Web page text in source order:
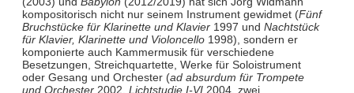
kompositorisch nicht nur seinem Instrument gewidmet (Fünf
Bruchstücke für Klarinette und Klavier1997 und Nachtstück
für Klavier, Klarinette und Violoncello1998), sondern er
komponierte auch Kammermusik für verschiedene
Besetzungen, Streichquartette, Werke für Soloistrument
oder Gesang und Orchester (ad absurdum für Trompete
und Orchester2002, Lichtstudie I-VI2004, zwei